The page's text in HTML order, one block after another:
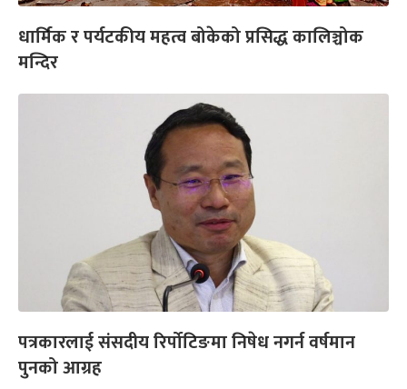
धार्मिक र पर्यटकीय महत्व बोकेको प्रसिद्ध कालिञ्चोक
मन्दिर
पत्रकारलाई संसदीय रिर्पोटिङमा निषेध नगर्न वर्षमान
पुनको आग्रह